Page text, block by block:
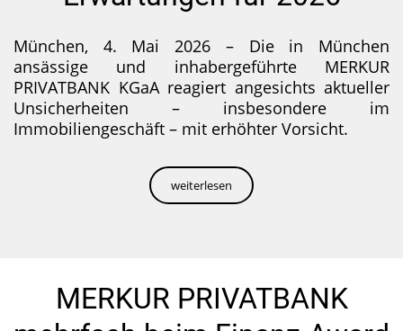
München, 4. Mai 2026 – Die in München
ansässige und inhabergeführte MERKUR
PRIVATBANK KGaA reagiert angesichts aktueller
Unsicherheiten – insbesondere im
Immobiliengeschäft – mit erhöhter Vorsicht.
weiterlesen
MERKUR PRIVATBANK